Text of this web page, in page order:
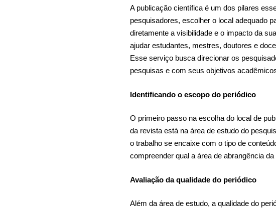
A publicação científica é um dos pilares
pesquisadores, escolher o local adequado
diretamente a visibilidade e o impacto da
ajudar estudantes, mestres, doutores e
Esse serviço busca direcionar os
pesquisas e com seus objetivos
Identificando o escopo do periódico
O primeiro passo na escolha do local de
da revista está na área de estudo do
o trabalho se encaixe com o tipo de
compreender qual a área de abrangência
Avaliação da qualidade do periódico
Além da área de estudo, a qualidade do